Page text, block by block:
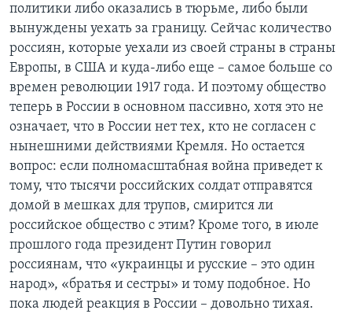
политики либо оказались в тюрьме, либо были
вынуждены уехать за границу. Сейчас количество
россиян, которые уехали из своей страны в страны
Европы, в США и куда-либо еще – самое больше со
времен революции 1917 года. И поэтому общество
теперь в России в основном пассивно, хотя это не
означает, что в России нет тех, кто не согласен с
нынешними действиями Кремля. Но остается
вопрос: если полномасштабная война приведет к
тому, что тысячи российских солдат отправятся
домой в мешках для трупов, смирится ли
российское общество с этим? Кроме того, в июле
прошлого года президент Путин говорил
россиянам, что «украинцы и русские – это один
народ», «братья и сестры» и тому подобное. Но
пока людей реакция в России – довольно тихая.